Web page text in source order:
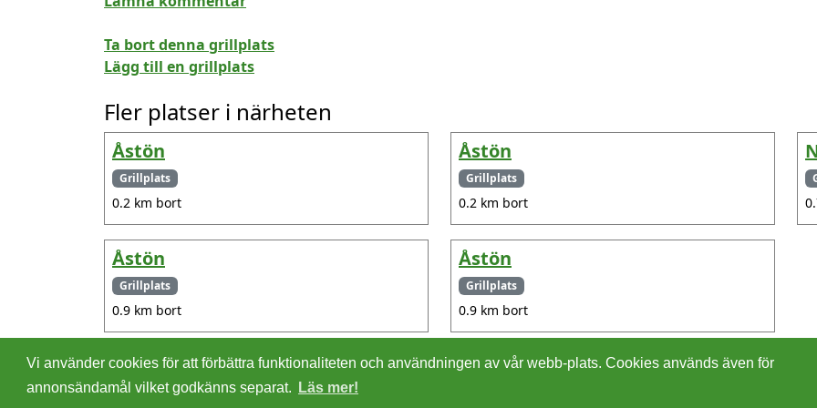
Ta bort denna grillplats
Lägg till en grillplats
Fler platser i närheten
Åstön
Grillplats
0.2 km bort
Åstön
Grillplats
0.2 km bort
Åstön
Grillplats
0.9 km bort
Åstön
Grillplats
0.9 km bort
©2026 - Christer Olsson/Steeltown apps
Vi använder cookies för att förbättra funktionaliteten och användningen av vår webb-plats. Cookies används även för
annonsändamål vilket godkänns separat.
Läs mer!